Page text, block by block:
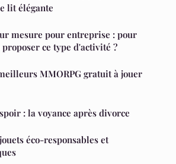
lit élégante
mesure pour entreprise : pour
ce type d'activité ?
MMORPG gratuit à jouer
: la voyance après divorce
éco-responsables et